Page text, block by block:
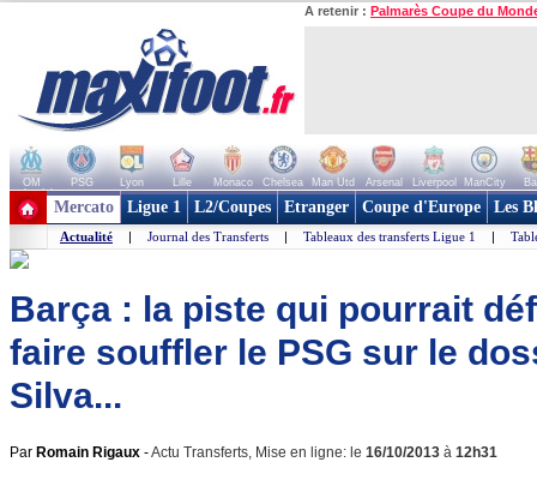
A retenir : Palmarès Coupe du
OM PSG Lyon Lille Monaco Chelsea Man Utd Arsenal Liverpool ManCity
+ de clubs
Mercato Ligue 1 L2/Coupes Etranger Coupe d'Europe Les
Actualité | Journal des Transferts | Tableaux des transferts Ligue 1 |
Barça : la piste qui pourrait
faire souffler le PSG sur le
Silva...
Par Romain Rigaux -Actu Transferts, Mise en ligne: le 16/10/2013 à 12h31